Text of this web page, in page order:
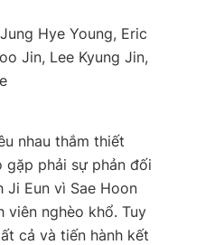
Hye Young, Eric
Jin, Lee Kyung Jin,
nhau thắm thiết
gặp phải sự phản đối
Eun vì Sae Hoon
viên nghèo khổ. Tuy
cả và tiến hành kết